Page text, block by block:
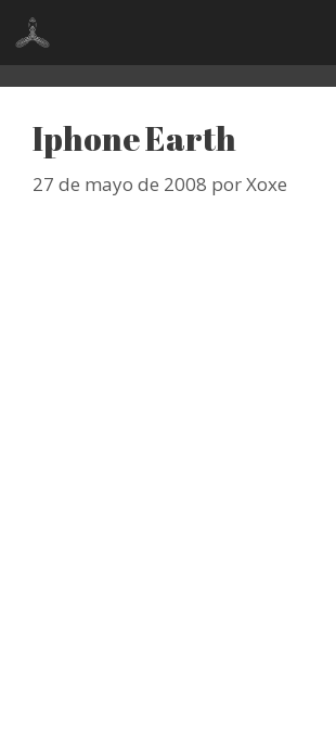
Saltar
contenido
Iphone Earth
27 de mayo de 2008 porXoxe